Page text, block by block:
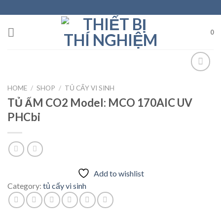
to
content
0
Add to
wishlist
HOME / SHOP / TỦ CẤY VI SINH
TỦ ẤM CO2 Model: MCO 170AIC UV
PHCbi
Add to wishlist
Category: tủ cấy vi sinh